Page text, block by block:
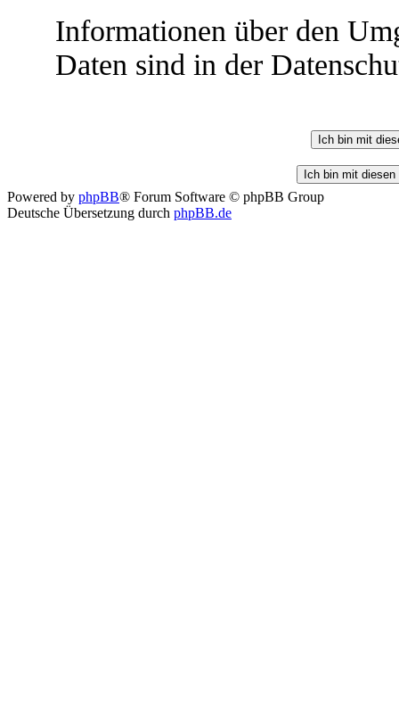
Informationen über den
Daten sind in der
Powered by phpBB® Forum Software © phpBB Group
Deutsche Übersetzung durch phpBB.de